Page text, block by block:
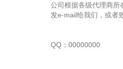
公司根据各级代理商所
发e-mail给我们，或者
QQ：00000000